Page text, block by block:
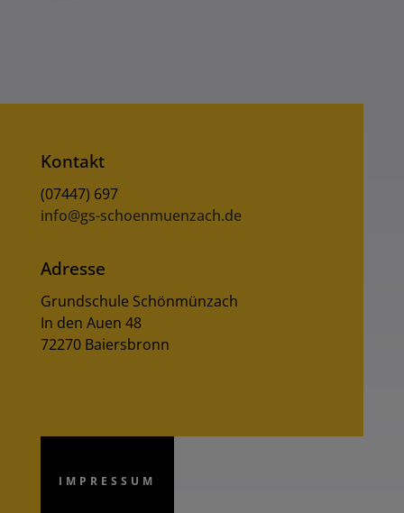
Kontakt
(07447) 697
info@gs-schoenmuenzach.de
Adresse
Grundschule Schönmünzach
In den Auen 48
72270 Baiersbronn
IMPRESSUM